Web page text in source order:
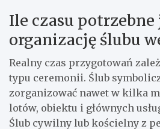
Ile czasu potrzebne
organizację ślubu
Realny czas przygotowań
typu ceremonii. Ślub
zorganizować nawet w kilka
lotów, obiektu i głównych
Ślub cywilny lub kościelny z